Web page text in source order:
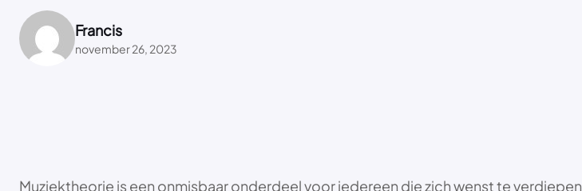
Francis
november 26, 2023
Muziektheorie is een onmisbaar onderdeel voor iedereen die zich wenst te